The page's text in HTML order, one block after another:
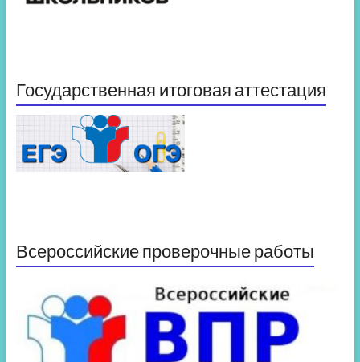
Государственная итоговая аттестация
Всероссийские проверочные работы